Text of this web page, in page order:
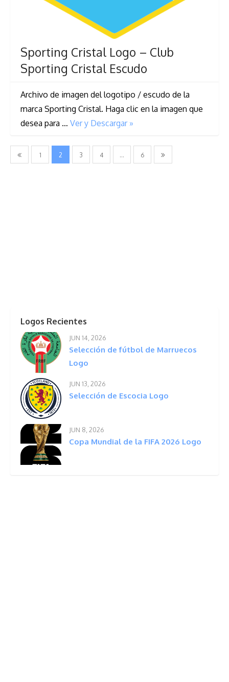
Sporting Cristal Logo – Club
Sporting Cristal Escudo
Archivo de imagen del logotipo / escudo de la
marca Sporting Cristal. Haga clic en la imagen que
desea para … Ver y Descargar »
Navegación
1 2 3 4 … 6
Logos Recientes
JUN 14, 2026
Selección de fútbol de Marruecos
Logo
JUN 13, 2026
Selección de Escocia Logo
JUN 8, 2026
Copa Mundial de la FIFA 2026 Logo